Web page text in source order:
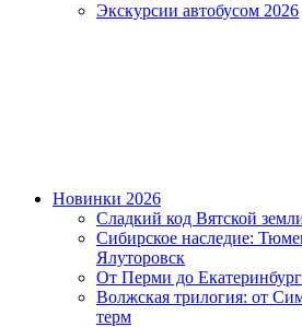
Экскурсии автобусом 2026
Новинки 2026
Сладкий код Вятской
Сибирское наследие:
Ялуторовск
От Перми до
Волжская трилогия: от
терм